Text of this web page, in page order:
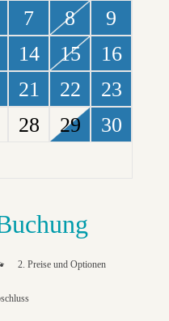
7 8
9
14 15
16
21 22
23
28 29
30
2. Preise und Optionen